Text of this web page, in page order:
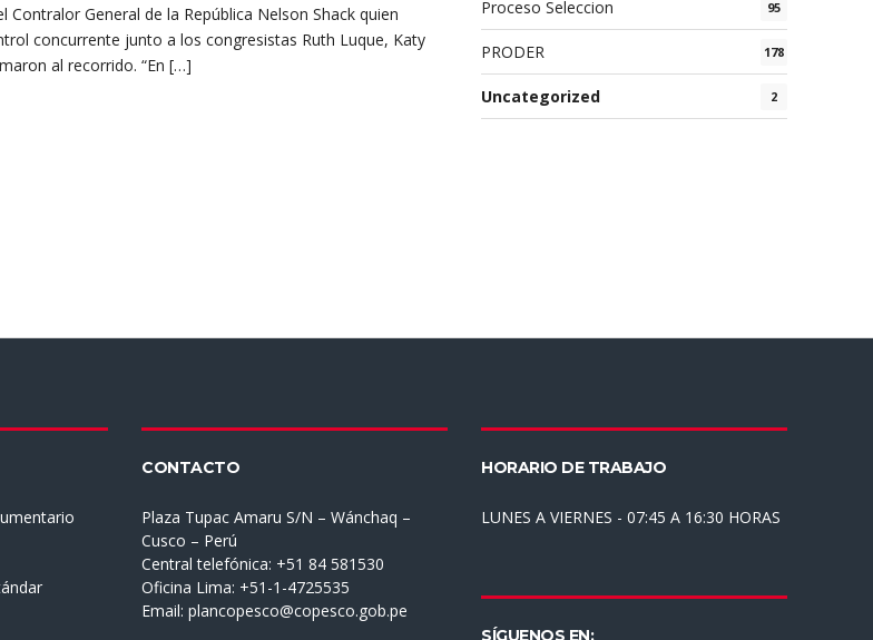
Contralor General de la República Nelson Shack quien
concurrente junto a los congresistas Ruth Luque, Katy
al recorrido. “En […]
Proceso Seleccion 95
PRODER 178
Uncategorized 2
CONTACTO
Plaza Tupac Amaru S/N – Wánchaq –
Cusco – Perú
Central telefónica: +51 84 581530
Oficina Lima: +51-1-4725535
Email: plancopesco@copesco.gob.pe
HORARIO DE TRABAJO
LUNES A VIERNES - 07:45 A 16:30 HORAS